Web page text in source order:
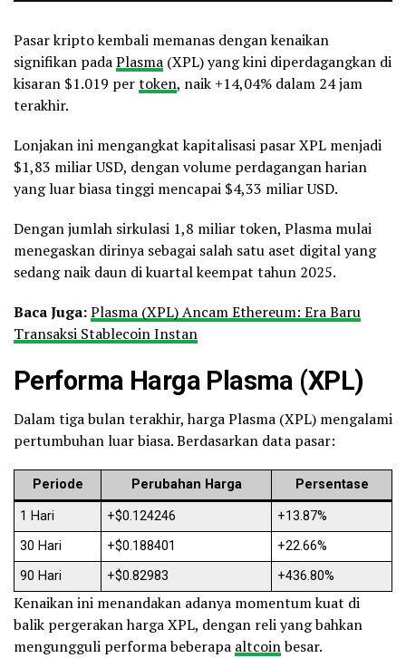
Pasar kripto kembali memanas dengan kenaikan
signifikan padaPlasma (XPL) yang kini diperdagangkan di
kisaran $1.019 pertoken, naik +14,04% dalam 24 jam
terakhir.
Lonjakan ini mengangkat kapitalisasi pasar XPL menjadi
$1,83 miliar USD, dengan volume perdagangan harian
yang luar biasa tinggi mencapai $4,33 miliar USD.
Dengan jumlah sirkulasi 1,8 miliar token, Plasma mulai
menegaskan dirinya sebagai salah satu aset digital yang
sedang naik daun di kuartal keempat tahun 2025.
Baca Juga:Plasma (XPL) Ancam Ethereum: Era Baru
Transaksi Stablecoin Instan
Performa Harga Plasma (XPL)
Dalam tiga bulan terakhir, harga Plasma (XPL) mengalami
pertumbuhan luar biasa. Berdasarkan data pasar:
Periode Perubahan Harga Persentase
1 Hari +$0.124246
+13.87%
30 Hari
+$0.188401
+22.66%
90 Hari
+$0.82983 +436.80%
Kenaikan ini menandakan adanya momentum kuat di
balik pergerakan harga XPL, dengan reli yang bahkan
mengungguli performa beberapa altcoinbesar.